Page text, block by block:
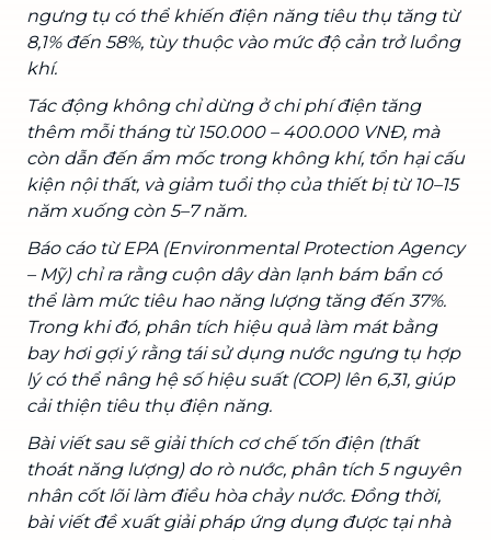
ngưng tụ có thể khiến điện năng tiêu thụ tăng từ
8,1% đến 58%, tùy thuộc vào mức độ cản trở luồng
khí.
Tác động không chỉ dừng ở chi phí điện tăng
thêm mỗi tháng từ 150.000 – 400.000 VNĐ, mà
còn dẫn đến ẩm mốc trong không khí, tổn hại cấu
kiện nội thất, và giảm tuổi thọ của thiết bị từ 10–15
năm xuống còn 5–7 năm.
Báo cáo từ EPA (Environmental Protection Agency
– Mỹ) chỉ ra rằng cuộn dây dàn lạnh bám bẩn có
thể làm mức tiêu hao năng lượng tăng đến 37%.
Trong khi đó, phân tích hiệu quả làm mát bằng
bay hơi gợi ý rằng tái sử dụng nước ngưng tụ hợp
lý có thể nâng hệ số hiệu suất (COP) lên 6,31, giúp
cải thiện tiêu thụ điện năng.
Bài viết sau sẽ giải thích cơ chế tốn điện (thất
thoát năng lượng) do rò nước, phân tích 5 nguyên
nhân cốt lõi làm điều hòa chảy nước. Đồng thời,
bài viết đề xuất giải pháp ứng dụng được tại nhà